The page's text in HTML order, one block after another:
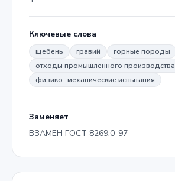
Ключевые слова
щебень гравий
горные породы
отходы промышленного производства
физико- механические испытания
Заменяет
ВЗАМЕН ГОСТ 8269.0-97